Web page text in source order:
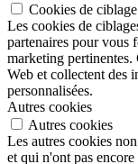
Cookies de
Les cookies de
partenaires pour vous
marketing pertinentes.
Web et collectent des
personnalisées.
Autres cookies
Autres cookies
Les autres cookies
et qui n'ont pas encore